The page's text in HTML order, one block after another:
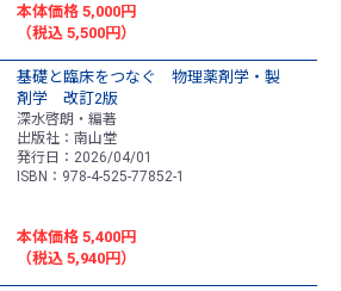
本体価格 5,000円
（税込 5,500円）
基礎と臨床をつなぐ 物理薬剤学・製
剤学 改訂2版
深水啓朗・編著
出版社：南山堂
発行日：2026/04/01
ISBN：978-4-525-77852-1
本体価格 5,400円
（税込 5,940円）